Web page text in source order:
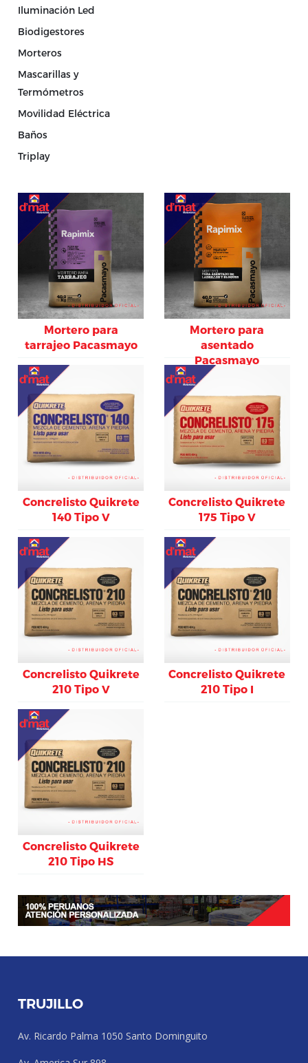
Iluminación Led
Biodigestores
Morteros
Mascarillas y
Termómetros
Movilidad Eléctrica
Baños
Triplay
Mortero para
tarrajeo Pacasmayo
Mortero para
asentado
Pacasmayo
Concrelisto Quikrete
140 Tipo V
Concrelisto Quikrete
175 Tipo V
Concrelisto Quikrete
210 Tipo V
Concrelisto Quikrete
210 Tipo I
Concrelisto Quikrete
210 Tipo HS
TRUJILLO
Av. Ricardo Palma 1050 Santo Dominguito